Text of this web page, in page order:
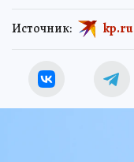
Источник: kp.ru